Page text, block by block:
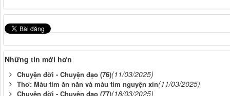
Những tin mới hơn
Chuyện đời - Chuyện đạo (76)(11/03/2025)
Thơ: Màu tím ăn năn và màu tím nguyện xin(11/03/2025)
Chuyện đời - Chuyện đạo (77)(18/03/2025)